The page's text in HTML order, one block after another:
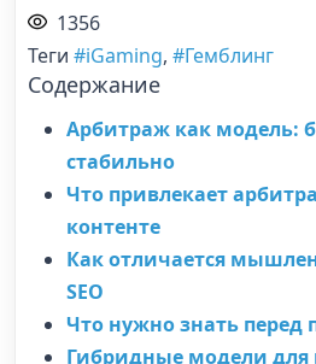
1356
Теги #iGaming, #Гемблинг
Содержание
Арбитраж как модель:
стабильно
Что привлекает
контенте
Как отличается
SEO
Что нужно знать перед
Гибридные модели